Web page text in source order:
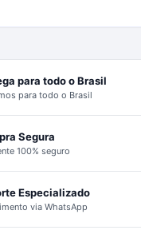
para todo o Brasil
para todo o Brasil
Segura
100% seguro
Especializado
via WhatsApp